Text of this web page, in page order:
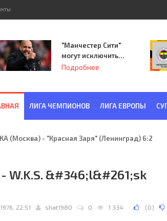
"Манчестер Сити"
могут исключить
из Лиги
Подробнее
ЛИГА ЧЕМПИОНОВ ЛИГА ЕВРОПЫ
(Москва) - "Красная Заря" (Ленинград) 6:2
W.K.S. &#346;l&#261;sk
22:51 shat1980 0 1 334 (0)